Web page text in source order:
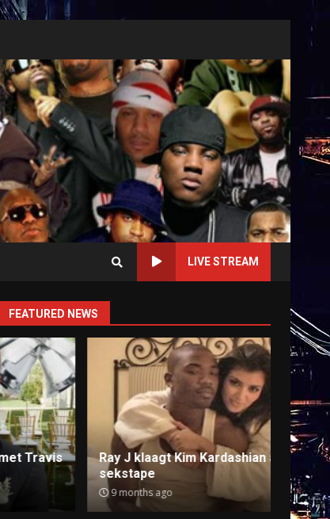
LIVE STREAM
FEATURED NEWS
Ray J klaagt Kim Kardashian aan om
sekstape
Anti-
9